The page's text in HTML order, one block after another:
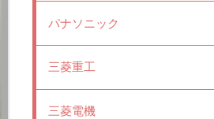
パナソニック
三菱重工
三菱電機